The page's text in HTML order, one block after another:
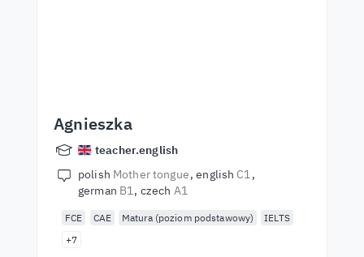
Agnieszka
teacher.english
polish Mother tongue english C1
german B1 czech A1
FCE CAE Matura (poziom podstawowy)
IELTS
+7